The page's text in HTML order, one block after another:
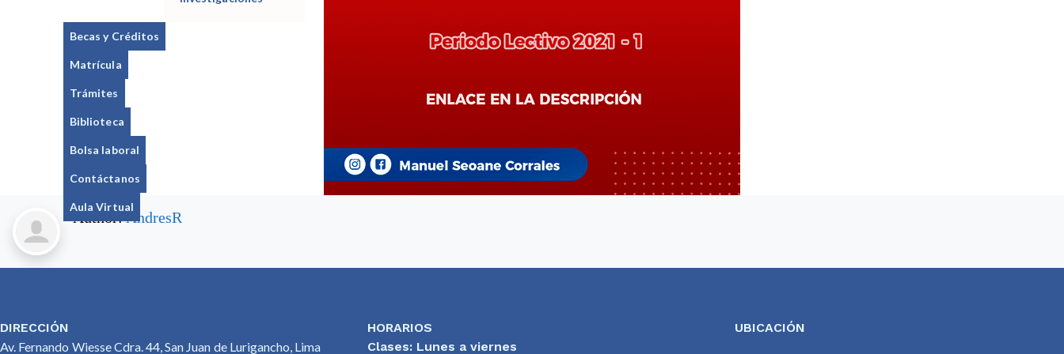
Becas y Créditos
Matrícula
Trámites
Biblioteca
Bolsa laboral
Contáctanos
Aula Virtual
Author:AndresR
DIRECCIÓN
Av. Fernando Wiesse Cdra. 44, San Juan de Lurigancho, Lima
HORARIOS
Clases: Lunes a viernes
UBICACIÓN